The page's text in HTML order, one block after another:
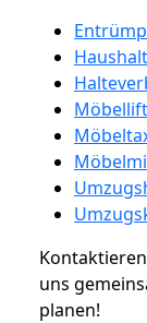
uns
planen!